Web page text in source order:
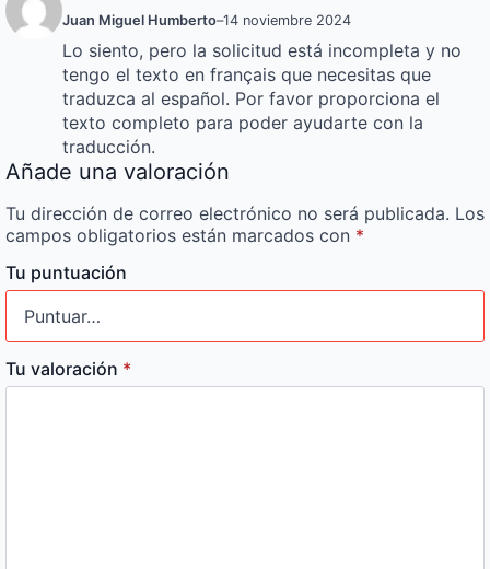
Juan Miguel Humberto–14 noviembre 2024
Lo siento, pero la solicitud está incompleta y no
tengo el texto en français que necesitas que
traduzca al español. Por favor proporciona el
texto completo para poder ayudarte con la
traducción.
Añade una valoración
Tu dirección de correo electrónico no será publicada. Los
campos obligatorios están marcados con *
Tu puntuación
Tu valoración *